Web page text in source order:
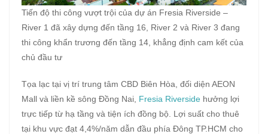
Tiến độ thi công vượt trội của dự án Fresia Riverside –
River 1 đã xây dựng đến tầng 16, River 2 và River 3 đang
thi công khẩn trương đến tầng 14, khẳng định cam kết của
chủ đầu tư
Tọa lạc tại vị trí trung tâm CBD Biên Hòa, đối diện AEON
Mall và liền kề sông Đồng Nai, Fresia Riverside hưởng lợi
trực tiếp từ hạ tầng và tiện ích đồng bộ. Lợi suất cho thuê
tại khu vực đạt 4,4%/năm dẫn đầu phía Đông TP.HCM cho